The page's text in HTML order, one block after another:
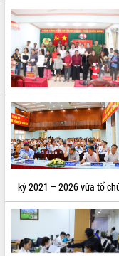
THỐNG KÊ TRUY CẬP
Hôm nay: 33543
Tất cả: 66009685
kỳ 2021 – 2026 vừa tổ